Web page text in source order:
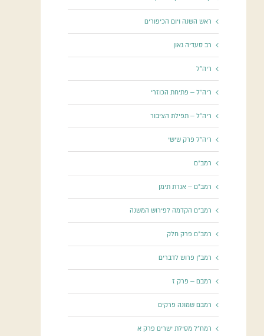
ראש השנה ויום הכיפורים
רב סעדיה גאון
ריה"ל
ריה"ל – פתיחת הכוזרי
ריה"ל – תפילת הציבור
ריה"ל פרק שישי
רמב"ם
רמב"ם – אגרת תימן
רמב"ם הקדמה לפירוש המשנה
רמב"ם פרק חלק
רמב"ן פרוש לדברים
רמבם – פרק ז
רמבם שמונה פרקים
רמח"ל מסילת ישרים פרק א